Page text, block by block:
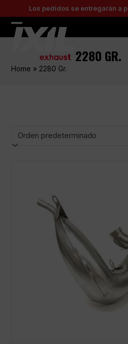
to
content
Los pedidos se entregarán a
Open
menu
Close
menu
2280 GR.
Home » 2280 Gr.